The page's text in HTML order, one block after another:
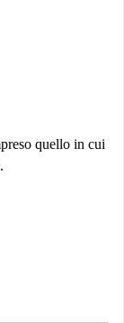
quello in cui